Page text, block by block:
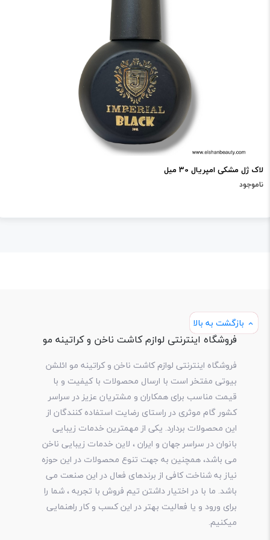
لاک ژل مشکی امپریال 30 میل
ناموجود
بازگشت به بالا
فروشگاه اینترنتی لوازم کاشت ناخن و کراتینه مو
فروشگاه اینترنتی لوازم کاشت ناخن و کراتینه مو ائلشن
بیوتی مفتخر است با ارسال محصولات با کیفیت و با
قیمت مناسب برای همکاران و مشتریان عزیز در سراسر
کشور گام موثری در راستای رضایت استفاده کنندگان از
این محصولات بردارد. یکی از مهمترین خدمات زیبایی
بانوان در سراسر جهان و ایران ، لاین خدمات زیبایی ناخن
می باشد، همچنین به جهت تنوع محصولات در این حوزه
نیاز به شناخت کافی از برندهای فعال در این صنعت می
باشد. ما با در اختیار داشتن تیم فروش با تجربه ، شما را
برای ورود و یا فعالیت بهتر در این کسب و کار راهنمایی
میکنیم.